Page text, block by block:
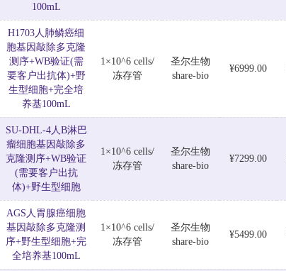
100mL
H1703人肺鳞癌细
胞基因敲除多克隆
测序+WB验证(需
要客户出抗体)+野
生型细胞+完全培
养基100mL
1×10^6 cells/
冻存管
圣尔生物
share-bio
¥6999.00
SU-DHL-4人B淋巴
瘤细胞基因敲除多
克隆测序+WB验证
(需要客户出抗
体)+野生型细胞
1×10^6 cells/
冻存管
圣尔生物
share-bio
¥7299.00
AGS人胃腺癌细胞
基因敲除多克隆测
序+野生型细胞+完
全培养基100mL
1×10^6 cells/
冻存管
圣尔生物
share-bio
¥5499.00